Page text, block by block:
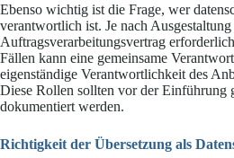
Ebenso wichtig ist die Frage, wer
verantwortlich ist. Je nach
Auftragsverarbeitungsvertrag
Fällen kann eine gemeinsame
eigenständige Verantwortlichkeit des
Diese Rollen sollten vor der Einführung
dokumentiert werden.
Richtigkeit der Übersetzung als